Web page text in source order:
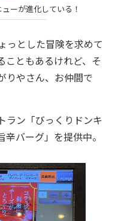
ーが進化している！
っとした冒険を求めて
こともあるけれど、そ
りやさん、お仲間で
ラン「びっくりドンキ
バーグ」を提供中。